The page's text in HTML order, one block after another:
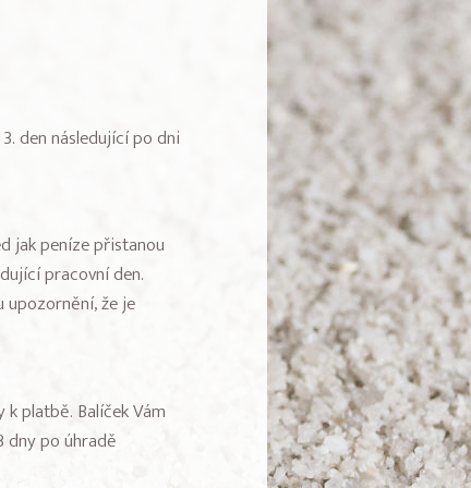
den následující po dni
jak peníze přistanou
pracovní den.
upozornění, že je
platbě. Balíček Vám
dny po úhradě